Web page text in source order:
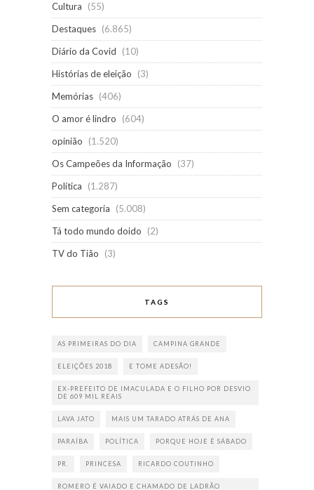
Cultura
(55)
Destaques (6.865)
Diário da Covid
(10)
Histórias de eleição
(3)
Memórias (406)
O amor é lindro
(604)
opinião
(1.520)
Os Campeões da Informação
(37)
Política
(1.287)
Sem categoria
(5.008)
Tá todo mundo doido
(2)
TV do Tião
(3)
TAGS
AS PRIMEIRAS DO DIA CAMPINA GRANDE
ELEIÇÕES 2018 E TOME ADESÃO!
EX-PREFEITO DE IMACULADA E O FILHO POR DESVIO
DE 609 MIL REAIS
LAVA JATO MAIS UM TARADO ATRÁS DE ANA
PARAÍBA POLÍTICA PORQUE HOJE É SÁBADO
PR. PRINCESA RICARDO COUTINHO
ROMERO É VAIADO E CHAMADO DE LADRÃO